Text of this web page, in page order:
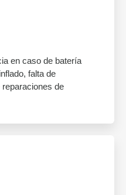
en caso de batería
falta de
de